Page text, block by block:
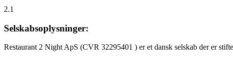
2.1
Selskabsoplysninger:
Restaurant 2 Night ApS (CVR 32295401 ) er et dansk selskab der er